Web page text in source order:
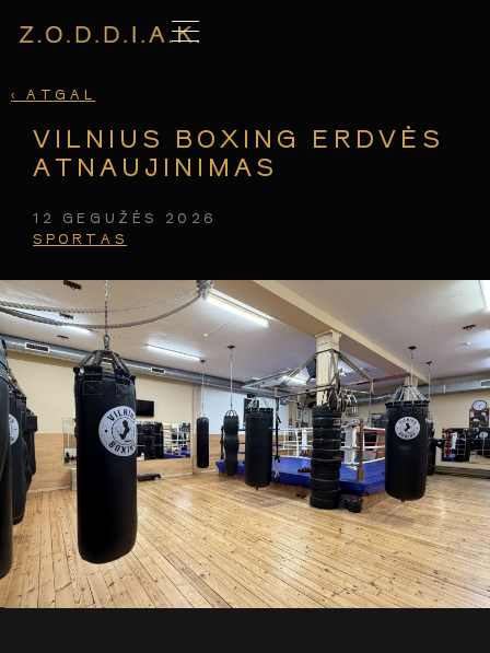
‹ ATGAL
VILNIUS BOXING ERDVĖS
ATNAUJINIMAS
12 GEGUŽĖS 2026
SPORTAS